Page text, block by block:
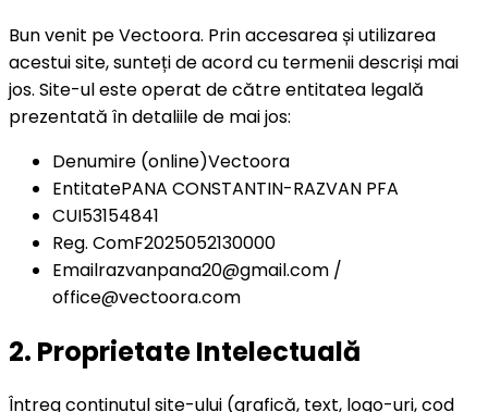
Bun venit pe Vectoora. Prin accesarea și utilizarea
acestui site, sunteți de acord cu termenii descriși mai
jos. Site-ul este operat de către entitatea legală
prezentată în detaliile de mai jos:
Denumire (online)Vectoora
EntitatePANA CONSTANTIN-RAZVAN PFA
CUI53154841
Reg. ComF2025052130000
Emailrazvanpana20@gmail.com /
office@vectoora.com
2. Proprietate Intelectuală
Întreg conținutul site-ului (grafică, text, logo-uri, cod